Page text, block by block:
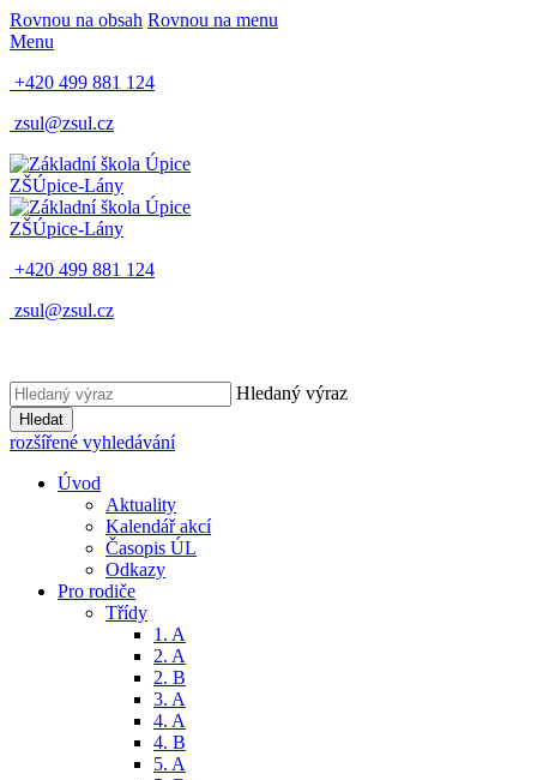
Rovnou na obsah Rovnou na menu
Menu
+420 499 881 124
zsul@zsul.cz
ZŠÚpice-Lány
ZŠÚpice-Lány
+420 499 881 124
zsul@zsul.cz
Hledaný výraz
Hledat
rozšířené vyhledávání
Úvod
Aktuality
Kalendář akcí
Časopis ÚL
Odkazy
Pro rodiče
Třídy
1. A
2. A
2. B
3. A
4. A
4. B
5. A